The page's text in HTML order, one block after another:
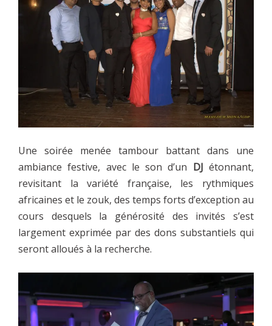
Une soirée menée tambour battant dans une
ambiance festive, avec le son d’un DJétonnant,
revisitant la variété française, les rythmiques
africaines et le zouk, des temps forts d’exception au
cours desquels la générosité des invités s’est
largement exprimée par des dons substantiels qui
seront alloués à la recherche.